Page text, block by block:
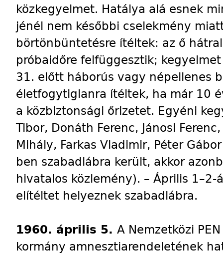
közkegyelmet. Hatálya alá esnek
jénél nem későbbi cselekmény
börtönbüntetésre ítéltek: az ő
próbaidőre felfüggesztik;
31. előtt háborús vagy népellenes
életfogytiglanra ítéltek, ha már 10
a közbiztonsági őrizetet. Egyéni
Tibor, Donáth Ferenc, Jánosi
Mihály, Farkas Vladimir, Péter
ben szabadlábra került, akkor
hivatalos közlemény). – Április
elítéltet helyeznek szabadlábra.
1960. április 5. A Nemzetközi
kormány amnesztiarendeletének